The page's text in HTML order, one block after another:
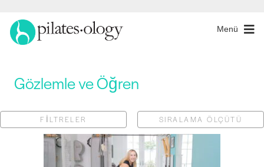
Menü
Gözlemle ve Öğren
FILTRELER SIRALAMA ÖLÇÜTÜ